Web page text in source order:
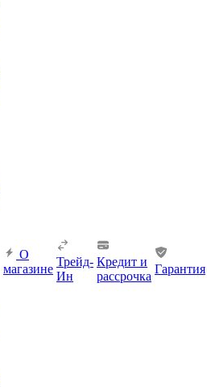
О
магазине
Трейд-
Ин
Кредит и
рассрочка
Гарантия